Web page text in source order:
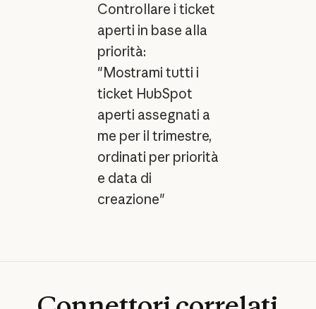
Controllare i ticket
aperti in base alla
priorità:
"Mostrami tutti i
ticket HubSpot
aperti assegnati a
me per il trimestre,
ordinati per priorità
e data di
creazione"